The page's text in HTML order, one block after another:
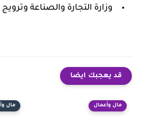
وزارة التجارة والصناعة
قد يعجبك ايضا
مال وأعمال مال